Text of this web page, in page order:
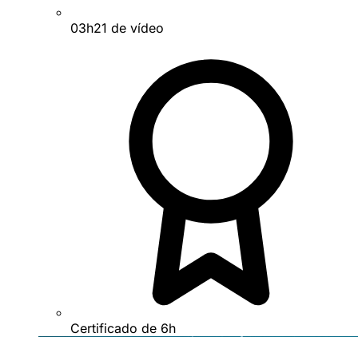
03h21 de vídeo
Certificado de 6h